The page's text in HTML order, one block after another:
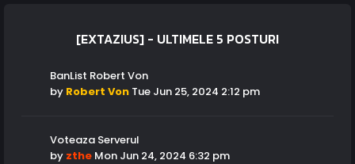
[EXTAZIUS] - ULTIMELE 5 POSTURI
BanList Robert Von
by Robert Von Tue Jun 25, 2024 2:12 pm
Voteaza Serverul
by zthe Mon Jun 24, 2024 6:32 pm